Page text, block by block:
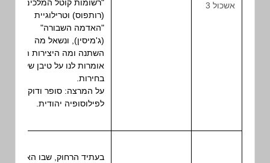
"רשומות קוטל המלכים"
(רותפוס) וטרילוגיית
"האדמה השבורה"
(ג'מיסין), ונשאל מה
השתנה ומה היצירות הללו
אומרות לנו על טיבן של
על המרצה: סופר ודוקטורנט
לפילוסופיה יהודית.
בעתיד הרחוק, שבו האיחוד